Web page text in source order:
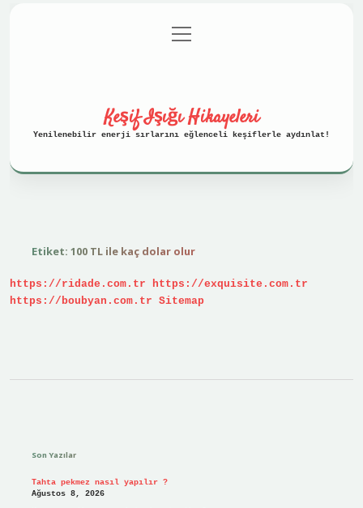
Gizlilik Politikası
menüyü
aç
Keşif Işığı Hikayeleri
Yenilenebilir enerji sırlarını eğlenceli keşiflerle aydınlat!
Etiket: 100 TL ile kaç dolar olur
https://ridade.com.tr
https://exquisite.com.tr
https://boubyan.com.tr Sitemap
Son Yazılar
Tahta pekmez nasıl yapılır ?
Ağustos 8, 2026